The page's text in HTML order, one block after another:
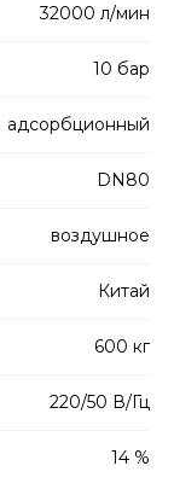
32000 л/мин
10 бар
адсорбционный
DN80
воздушное
Китай
600 кг
220/50 В/Гц
14 %